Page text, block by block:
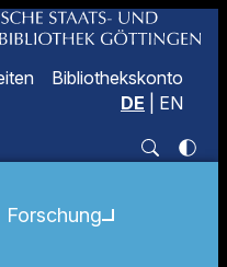
Bibliothekskonto
DE
EN
Forschung